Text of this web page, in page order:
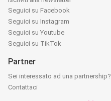
Seguici su Facebook
Seguici su Instagram
Seguici su Youtube
Seguici su TikTok
Partner
Sei interessato ad una partnership?
Contattaci